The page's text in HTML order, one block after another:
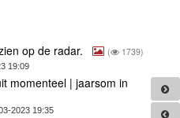
op de radar. ( 1739)
19:09
momenteel | jaarsom in
2023 19:35